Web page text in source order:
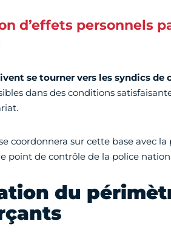
d’effets personnels
se tourner vers les syndics de
dans des conditions
coordonnera sur cette base avec
point de contrôle de la police
du